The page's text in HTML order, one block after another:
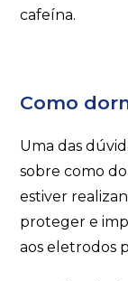
cafeína.
Como
Uma das
sobre como
estiver
proteger e
aos eletrodos